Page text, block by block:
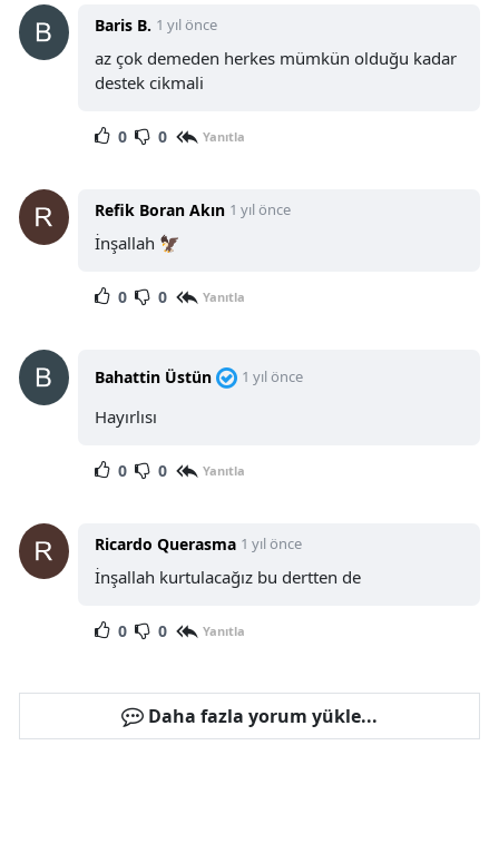
Baris B. 1 yıl önce
az çok demeden herkes mümkün olduğu kadar
destek cikmali
0 0 Yanıtla
Refik Boran Akın 1 yıl önce
İnşallah 🦅
0 0 Yanıtla
Bahattin Üstün 1 yıl önce
Hayırlısı
0 0 Yanıtla
Ricardo Querasma 1 yıl önce
İnşallah kurtulacağız bu dertten de
0 0 Yanıtla
Daha fazla yorum yükle...